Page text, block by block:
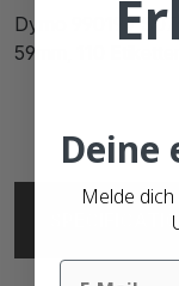
Dymo 99019 /
59mm, 110
Deine
Melde
Email